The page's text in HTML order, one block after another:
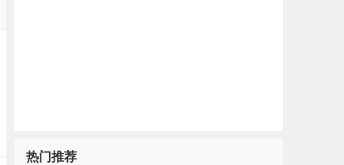
热门推荐